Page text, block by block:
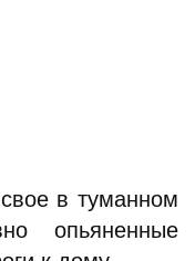
в туманном
опьяненные